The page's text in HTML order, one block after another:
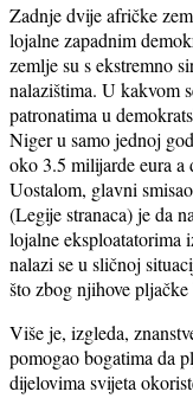
Zadnje dvije afričke
lojalne zapadnim
zemlje su s ekstremno
nalazištima. U kakvom
patronatima u
Niger u samo jednoj
oko 3.5 milijarde eura
Uostalom, glavni
(Legije stranaca) je da
lojalne eksploatatorima
nalazi se u sličnoj
što zbog njihove
Više je, izgleda,
pomogao bogatima da
dijelovima svijeta